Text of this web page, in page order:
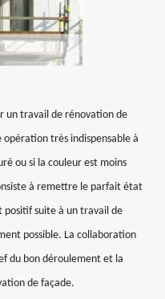
un travail de rénovation de
très indispensable à
ou si la couleur est moins
à remettre le parfait état
positif suite à un travail de
possible. La collaboration
du bon déroulement et la
de façade.